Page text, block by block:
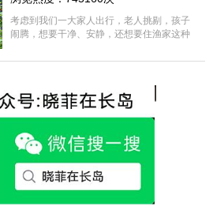
很好，每顿饭也不重样的，海鲜确实是非常
的新鲜呢，另外值得一提的是，他家的海菜
包子非常好吃。 其实长岛可选的酒店、民宿
各不相同，可以根据自己的喜好选择。非常
热情，能根据我提出的需求来安排房间，这
点很好。
考虑到我们一大家人出行，老人挑剔，孩子
闹腾，想要干净、安静，还想要住渔家这种
选择津岸民宿，实际体验客房很干净，饭菜
很好，每顿饭也不重样的，海鲜确实是非常
的新鲜呢，另外值得一提的是，他家的海菜
包子非常好吃。 其实长岛可选的酒店、民宿
各不相同，可以根据自己的喜好选择。非常
推荐津岸民宿，关键是老板娘晓菲很细心、
热情，能根据我提出的需求来安排房间，这
点很好。